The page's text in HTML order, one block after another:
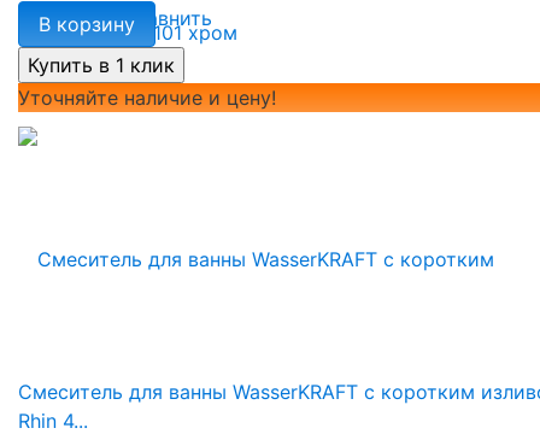
избранное сравнить
В корзину
Уточняйте наличие и цену!
Смеситель для ванны WasserKRAFT с коротким
Rhin 4...